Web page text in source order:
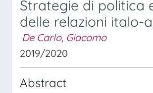
Strategie di politica
delle relazioni italo-
De Carlo, Giacomo
2019/2020
Abstract